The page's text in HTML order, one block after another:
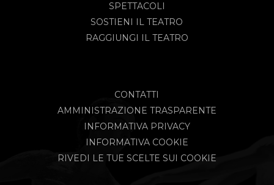
SPETTACOLI
SOSTIENI IL TEATRO
RAGGIUNGI IL TEATRO
CONTATTI
AMMINISTRAZIONE TRASPARENTE
INFORMATIVA PRIVACY
INFORMATIVA COOKIE
RIVEDI LE TUE SCELTE SUI COOKIE